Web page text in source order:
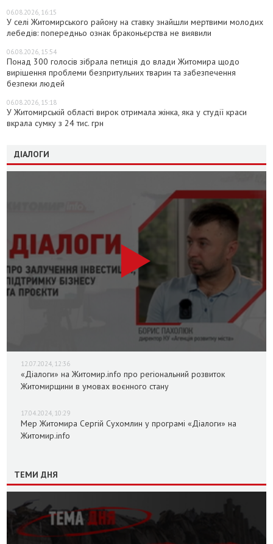
06.08.2026, 16:15
У селі Житомирського району на ставку знайшли мертвими молодих
лебедів: попередньо ознак браконьєрства не виявили
06.08.2026, 15:54
Понад 300 голосів зібрала петиція до влади Житомира щодо
вирішення проблеми безпритульних тварин та забезпечення
безпеки людей
06.08.2026, 15:18
У Житомирській області вирок отримала жінка, яка у студії краси
вкрала сумку з 24 тис. грн
ДІАЛОГИ
12.07.2024, 12:36
«Діалоги» на Житомир.info про регіональний розвиток
Житомирщини в умовах воєнного стану
17.04.2024, 10:29
Мер Житомира Сергій Сухомлин у програмі «Діалоги» на
Житомир.info
ТЕМИ ДНЯ